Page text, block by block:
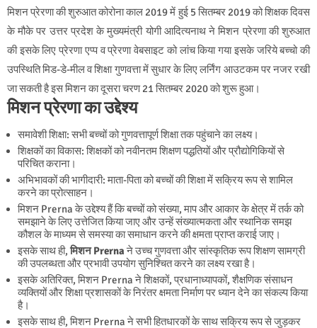
मिशन प्रेरणा की शुरुआत कोरोना काल 2019 में हुई 5 सितम्बर 2019 को शिक्षक दिवस
के मौके पर उत्तर प्रदेश के मुख्यमंत्री योगी आदित्यनाथ ने मिशन प्रेरणा की शुरुआत
की इसके लिए प्रेरणा एप्प व प्रेरणा वेबसाइट को लांच किया गया इसके जरिये बच्चो की
उपस्थिति मिड-डे-मील व शिक्षा गुणवत्ता में सुधार के लिए लर्निंग आउटकम पर नजर रखी
जा सकती है इस मिशन का दूसरा चरण 21 सितम्बर 2020 को शुरू हुआ।
मिशन प्रेरणा का उद्देश्य
समावेशी शिक्षा: सभी बच्चों को गुणवत्तापूर्ण शिक्षा तक पहुंचाने का लक्ष्य।
शिक्षकों का विकास: शिक्षकों को नवीनतम शिक्षण पद्धतियों और प्रौद्योगिकियों से
परिचित कराना।
अभिभावकों की भागीदारी: माता-पिता को बच्चों की शिक्षा में सक्रिय रूप से शामिल
करने का प्रोत्साहन।
मिशन Prerna के उद्देश्य हैं कि बच्चों को संख्या, माप और आकार के क्षेत्र में तर्क को
समझाने के लिए उत्तेजित किया जाए और उन्हें संख्यात्मकता और स्थानिक समझ
कौशल के माध्यम से समस्या का समाधान करने की क्षमता प्राप्त कराई जाए।
इसके साथ ही,मिशन Prernaने उच्च गुणवत्ता और सांस्कृतिक रूप शिक्षण सामग्री
की उपलब्धता और प्रभावी उपयोग सुनिश्चित करने का लक्ष्य रखा है।
इसके अतिरिक्त, मिशन Prerna ने शिक्षकों, प्रधानाध्यापकों, शैक्षणिक संसाधन
व्यक्तियों और शिक्षा प्रशासकों के निरंतर क्षमता निर्माण पर ध्यान देने का संकल्प किया
है।
इसके साथ ही, मिशन Prerna ने सभी हितधारकों के साथ सक्रिय रूप से जुड़कर